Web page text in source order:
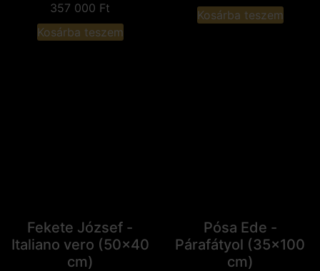
357 000 Ft
Kosárba teszem
Kosárba teszem
Fekete József -
Italiano vero (50x40
cm)
Pósa Ede -
Párafátyol (35x100
cm)